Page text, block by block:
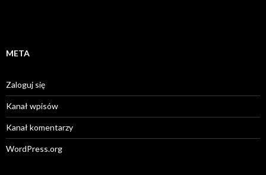
META
Zaloguj się
Kanał wpisów
Kanał komentarzy
WordPress.org